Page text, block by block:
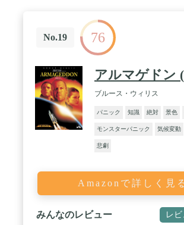
No.19 76
アルマゲドン
ブルース・ウィリス
パニック 知識 絶対 景色
モンスターパニック 気候変動
悲劇
Amazonで詳しく見
みんなのレビュー レビ